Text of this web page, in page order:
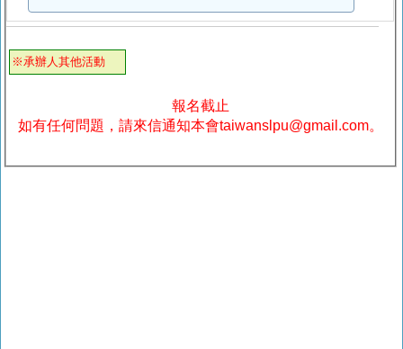
※承辦人其他活動
報名截止
如有任何問題，請來信通知本會taiwanslpu@gmail.com。